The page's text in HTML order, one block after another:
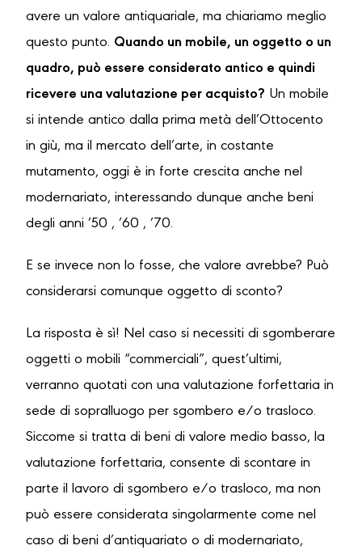
avere un valore antiquariale, ma chiariamo meglio
questo punto. Quando un mobile, un oggetto o un
quadro, può essere considerato antico e quindi
ricevere una valutazione per acquisto? Un mobile
si intende antico dalla prima metà dell’Ottocento
in giù, ma il mercato dell’arte, in costante
mutamento, oggi è in forte crescita anche nel
modernariato, interessando dunque anche beni
degli anni ’50 , ’60 , ’70.
E se invece non lo fosse, che valore avrebbe? Può
considerarsi comunque oggetto di sconto?
La risposta è sì! Nel caso si necessiti di sgomberare
oggetti o mobili “commerciali”, quest’ultimi,
verranno quotati con una valutazione forfettaria in
sede di sopralluogo per sgombero e/o trasloco.
Siccome si tratta di beni di valore medio basso, la
valutazione forfettaria, consente di scontare in
parte il lavoro di sgombero e/o trasloco, ma non
può essere considerata singolarmente come nel
caso di beni d’antiquariato o di modernariato,